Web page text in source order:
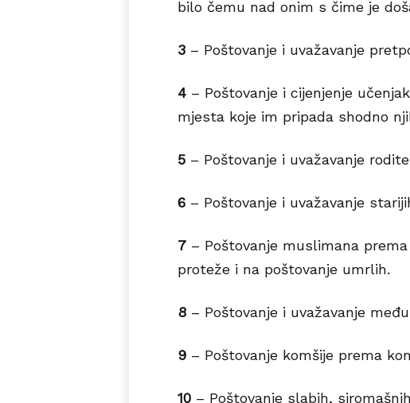
3– Poštovanje i uvažavanje
4– Poštovanje i cijenjenje
mjesta koje im pripada shodno
5– Poštovanje i uvažavanje
6– Poštovanje i uvažavanje
7– Poštovanje muslimana
proteže i na poštovanje umrlih.
8– Poštovanje i uvažavanje
9– Poštovanje komšije prema
10– Poštovanje slabih,